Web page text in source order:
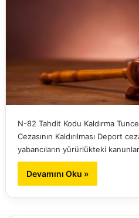
N-82 Tahdit Kodu Kaldırma
Cezasının Kaldırılması Deport
yabancıların yürürlükteki
Devamını Oku »